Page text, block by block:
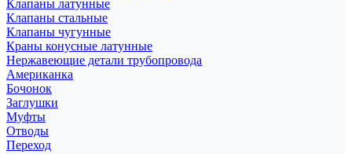
Клапаны латунные
Клапаны стальные
Клапаны чугунные
Краны конусные латунные
Нержавеющие детали трубопровода
Американка
Бочонок
Заглушки
Муфты
Отводы
Переход